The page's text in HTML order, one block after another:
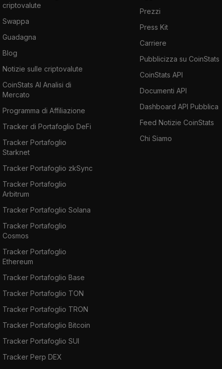
criptovalute
Swappa
Guadagna
Blog
Notizie sulle criptovalute
CoinStats AI Analisi di
Mercato
Programma di Affiliazione
Tracker di Portafoglio DeFi
Tracker Portafoglio
Starknet
Tracker Portafoglio zkSync
Tracker Portafoglio
Arbitrum
Tracker Portafoglio Solana
Tracker Portafoglio
Cosmos
Tracker Portafoglio
Ethereum
Tracker Portafoglio Base
Tracker Portafoglio TON
Tracker Portafoglio TRON
Tracker Portafoglio Bitcoin
Tracker Portafoglio SUI
Tracker Perp DEX
Prezzi
Press Kit
Carriere
Pubblicizza su CoinStats
CoinStats API
Documenti API
Dashboard API Pubblica
Feed Notizie CoinStats
Chi Siamo